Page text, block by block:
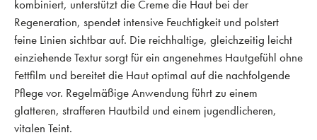
kombiniert, unterstützt die Creme die Haut bei der
Regeneration, spendet intensive Feuchtigkeit und polstert
feine Linien sichtbar auf. Die reichhaltige, gleichzeitig leicht
einziehende Textur sorgt für ein angenehmes Hautgefühl ohne
Fettfilm und bereitet die Haut optimal auf die nachfolgende
Pflege vor. Regelmäßige Anwendung führt zu einem
glatteren, strafferen Hautbild und einem jugendlicheren,
vitalen Teint.